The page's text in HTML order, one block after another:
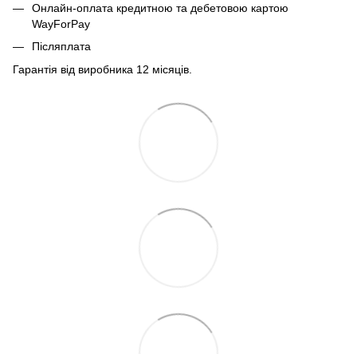
Онлайн-оплата кредитною та дебетовою картою
WayForPay
Післяплата
Гарантія від виробника 12 місяців.